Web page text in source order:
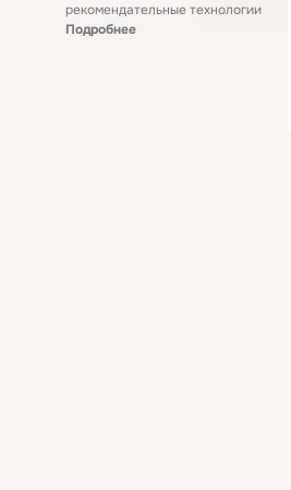
рекомендательные технологии
Подробнее